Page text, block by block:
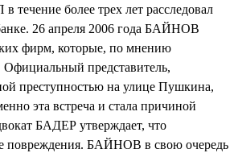
течение более трех лет расследовал
26 апреля 2006 года БАЙНОВ
фирм, которые, по мнению
Официальный представитель,
преступностью на улице Пушкина,
эта встреча и стала причиной
БАДЕР утверждает, что
повреждения. БАЙНОВ в свою очередь